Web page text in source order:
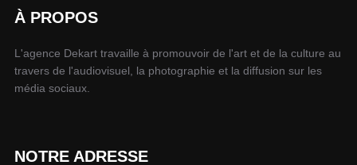
À PROPOS
L'agence Dekart travaille à promouvoir de l'art et de la culture au
travers de l'audiovisuel, la photographie et la diffusion sur les
média sociaux.
NOTRE ADRESSE